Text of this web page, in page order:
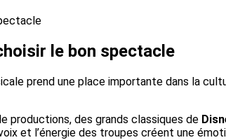
le bon spectacle
prend une place importante dans la
productions, des grands classiques de
et l’énergie des troupes créent une